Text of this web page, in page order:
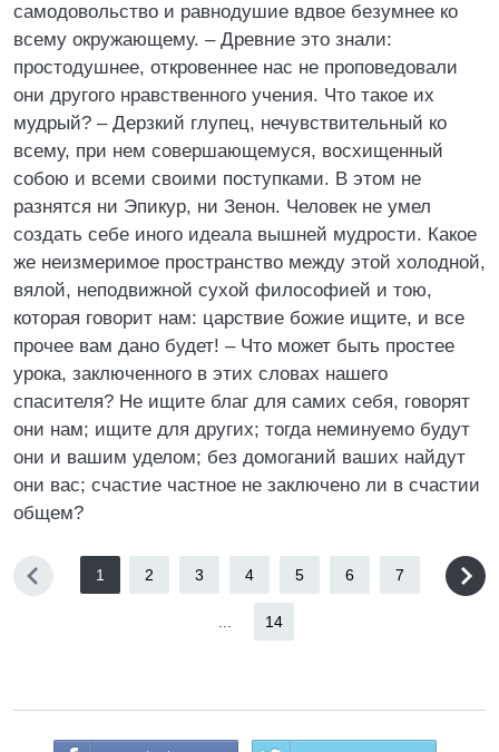
самодовольство и равнодушие вдвое безумнее ко
всему окружающему. – Древние это знали:
простодушнее, откровеннее нас не проповедовали
они другого нравственного учения. Что такое их
мудрый? – Дерзкий глупец, нечувствительный ко
всему, при нем совершающемуся, восхищенный
собою и всеми своими поступками. В этом не
разнятся ни Эпикур, ни Зенон. Человек не умел
создать себе иного идеала вышней мудрости. Какое
же неизмеримое пространство между этой холодной,
вялой, неподвижной сухой философией и тою,
которая говорит нам: царствие божие ищите, и все
прочее вам дано будет! – Что может быть простее
урока, заключенного в этих словах нашего
спасителя? Не ищите благ для самих себя, говорят
они нам; ищите для других; тогда неминуемо будут
они и вашим уделом; без домоганий ваших найдут
они вас; счастие частное не заключено ли в счастии
общем?
1 2 3 4 5 6 7
14